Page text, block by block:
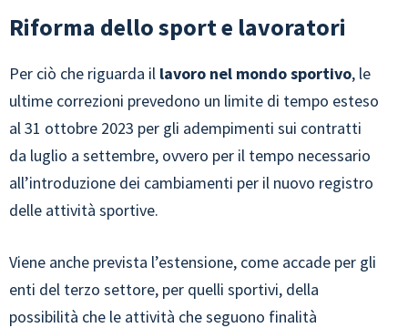
Riforma dello sport e lavoratori
Per ciò che riguarda il lavoro nel mondo sportivo, le
ultime correzioni prevedono un limite di tempo esteso
al 31 ottobre 2023 per gli adempimenti sui contratti
da luglio a settembre, ovvero per il tempo necessario
all’introduzione dei cambiamenti per il nuovo registro
delle attività sportive.
Viene anche prevista l’estensione, come accade per gli
enti del terzo settore, per quelli sportivi, della
possibilità che le attività che seguono finalità